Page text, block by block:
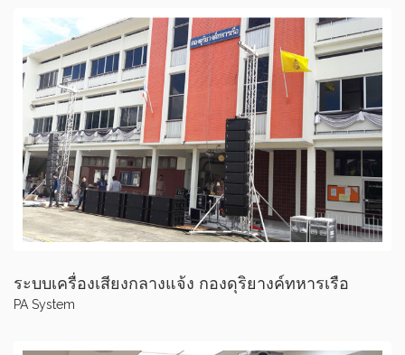
ระบบเครื่องเสียงกลางแจ้ง กองดุริยางค์ทหารเรือ
PA System